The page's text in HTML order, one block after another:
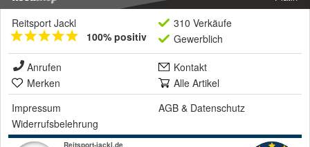
Reitsport Jackl
100% positiv
310 Verkäufe
Gewerblich
Anrufen
Kontakt
Merken
Alle Artikel
Impressum
AGB & Datenschutz
Widerrufsbelehrung